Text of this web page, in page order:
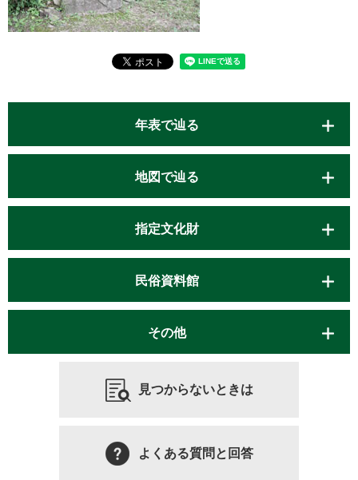
年表で辿る
地図で辿る
指定文化財
民俗資料館
その他
見つからないときは
よくある質問と回答